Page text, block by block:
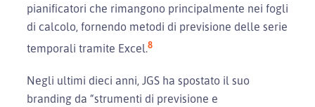
pianificatori che rimangono principalmente nei fogli
di calcolo, fornendo metodi di previsione delle serie
temporali tramite Excel.8
Negli ultimi dieci anni, JGS ha spostato il suo
branding da “strumenti di previsione e